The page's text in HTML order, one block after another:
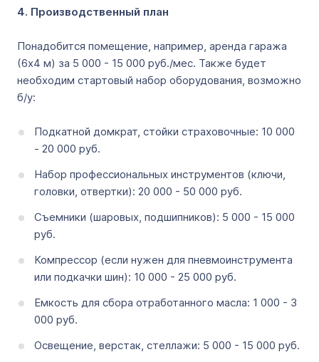
4. Производственный план
Понадобится помещение, например, аренда гаража
(6x4 м) за 5 000 - 15 000 руб./мес. Также будет
необходим стартовый набор оборудования, возможно
б/у:
Подкатной домкрат, стойки страховочные: 10 000
- 20 000 руб.
Набор профессиональных инструментов (ключи,
головки, отвертки): 20 000 - 50 000 руб.
Съемники (шаровых, подшипников): 5 000 - 15 000
руб.
Компрессор (если нужен для пневмоинструмента
или подкачки шин): 10 000 - 25 000 руб.
Емкость для сбора отработанного масла: 1 000 - 3
000 руб.
Освещение, верстак, стеллажи: 5 000 - 15 000 руб.